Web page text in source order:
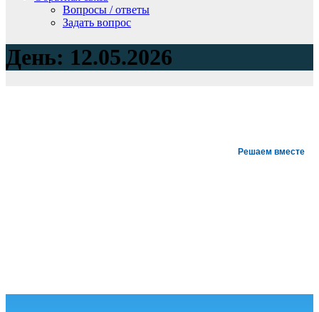
Вопросы / ответы
Задать вопрос
День: 12.05.2026
Решаем вместе